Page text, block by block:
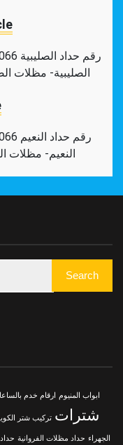
الصليبية- مظلات
النعيم- مظلات
ابواب المنيوم ارقام خدم
شترات تركيب شتر
الجهراء حداد مظلات الفروانية